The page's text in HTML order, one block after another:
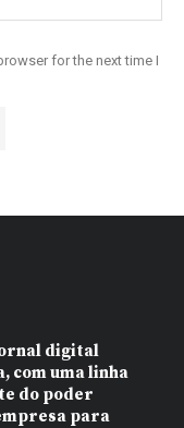
for the next time I
digital
com uma linha
do poder
para